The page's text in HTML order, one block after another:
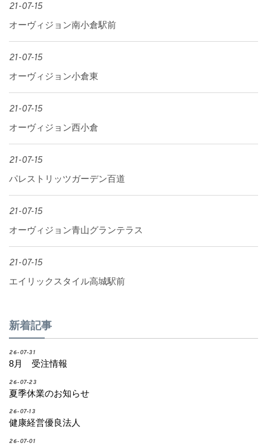
21-07-15
オーヴィジョン南小倉駅前
21-07-15
オーヴィジョン小倉東
21-07-15
オーヴィジョン西小倉
21-07-15
パレストリッツガーデン百道
21-07-15
オーヴィジョン青山グランテラス
21-07-15
エイリックスタイル高城駅前
新着記事
26-07-31
8月 受注情報
26-07-23
夏季休業のお知らせ
26-07-13
健康経営優良法人
26-07-01